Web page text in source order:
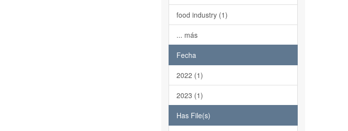
food industry (1)
... más
Fecha
2022 (1)
2023 (1)
Has File(s)